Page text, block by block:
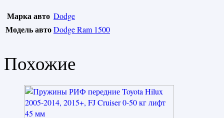
Марка авто Dodge
Модель автоDodge Ram 1500
Похожие